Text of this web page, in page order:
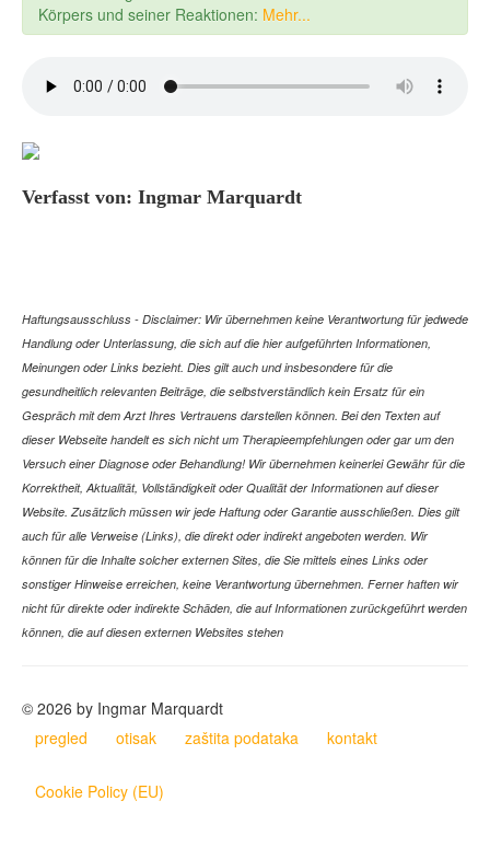
Körpers und seiner Reaktionen: Mehr...
Verfasst von: Ingmar Marquardt
Haftungsausschluss - Disclaimer: Wir übernehmen keine Verantwortung für jedwede
Handlung oder Unterlassung, die sich auf die hier aufgeführten Informationen,
Meinungen oder Links bezieht. Dies gilt auch und insbesondere für die
gesundheitlich relevanten Beiträge, die selbstverständlich kein Ersatz für ein
Gespräch mit dem Arzt Ihres Vertrauens darstellen können. Bei den Texten auf
dieser Webseite handelt es sich nicht um Therapieempfehlungen oder gar um den
Versuch einer Diagnose oder Behandlung! Wir übernehmen keinerlei Gewähr für die
Korrektheit, Aktualität, Vollständigkeit oder Qualität der Informationen auf dieser
Website. Zusätzlich müssen wir jede Haftung oder Garantie ausschließen. Dies gilt
auch für alle Verweise (Links), die direkt oder indirekt angeboten werden. Wir
können für die Inhalte solcher externen Sites, die Sie mittels eines Links oder
sonstiger Hinweise erreichen, keine Verantwortung übernehmen. Ferner haften wir
nicht für direkte oder indirekte Schäden, die auf Informationen zurückgeführt werden
können, die auf diesen externen Websites stehen
© 2026 by Ingmar Marquardt
pregled
otisak zaštita podataka kontakt
Cookie Policy (EU)